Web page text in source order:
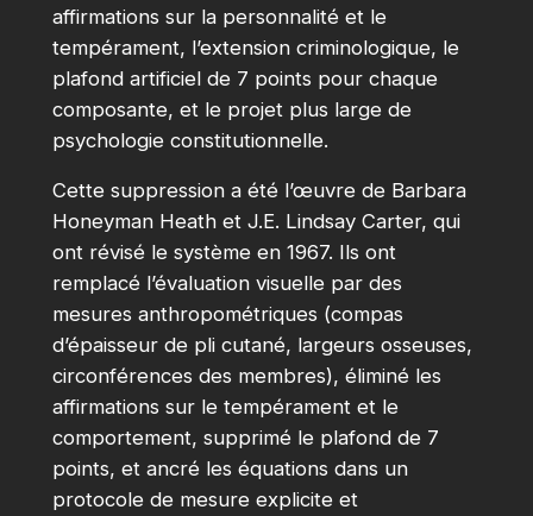
affirmations sur la personnalité et le
tempérament, l’extension criminologique, le
plafond artificiel de 7 points pour chaque
composante, et le projet plus large de
psychologie constitutionnelle.
Cette suppression a été l’œuvre de Barbara
Honeyman Heath et J.E. Lindsay Carter, qui
ont révisé le système en 1967. Ils ont
remplacé l’évaluation visuelle par des
mesures anthropométriques (compas
d’épaisseur de pli cutané, largeurs osseuses,
circonférences des membres), éliminé les
affirmations sur le tempérament et le
comportement, supprimé le plafond de 7
points, et ancré les équations dans un
protocole de mesure explicite et